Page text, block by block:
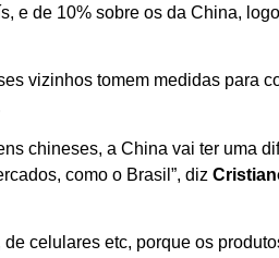
e de 10% sobre os da China,
vizinhos tomem medidas para
chineses, a China vai ter uma
como o Brasil”, diz
celulares etc, porque os